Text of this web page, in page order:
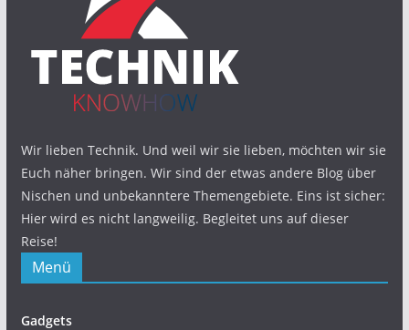
Wir lieben Technik. Und weil wir sie lieben, möchten wir sie
Euch näher bringen. Wir sind der etwas andere Blog über
Nischen und unbekanntere Themengebiete. Eins ist sicher:
Hier wird es nicht langweilig. Begleitet uns auf dieser
Reise!
Menü
Gadgets